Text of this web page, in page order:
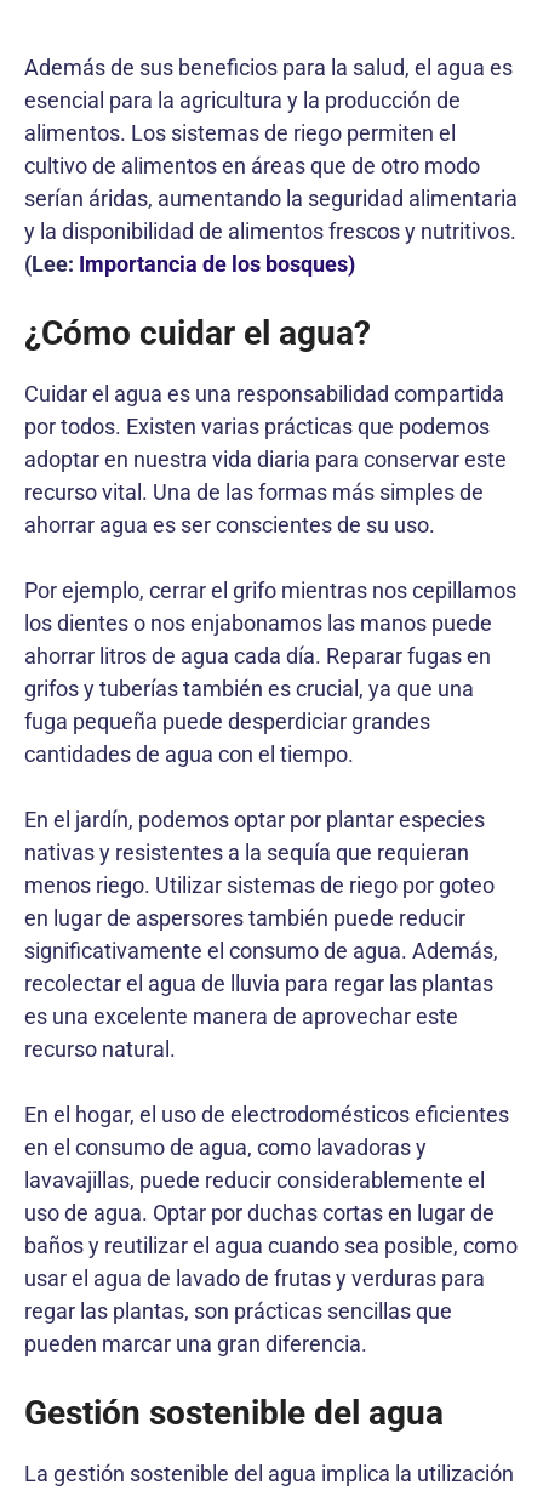
Además de sus beneficios para la salud, el agua es
esencial para la agricultura y la producción de
alimentos. Los sistemas de riego permiten el
cultivo de alimentos en áreas que de otro modo
serían áridas, aumentando la seguridad alimentaria
y la disponibilidad de alimentos frescos y nutritivos.
(Lee: Importancia de los bosques)
¿Cómo cuidar el agua?
Cuidar el agua es una responsabilidad compartida
por todos. Existen varias prácticas que podemos
adoptar en nuestra vida diaria para conservar este
recurso vital. Una de las formas más simples de
ahorrar agua es ser conscientes de su uso.
Por ejemplo, cerrar el grifo mientras nos cepillamos
los dientes o nos enjabonamos las manos puede
ahorrar litros de agua cada día. Reparar fugas en
grifos y tuberías también es crucial, ya que una
fuga pequeña puede desperdiciar grandes
cantidades de agua con el tiempo.
En el jardín, podemos optar por plantar especies
nativas y resistentes a la sequía que requieran
menos riego. Utilizar sistemas de riego por goteo
en lugar de aspersores también puede reducir
significativamente el consumo de agua. Además,
recolectar el agua de lluvia para regar las plantas
es una excelente manera de aprovechar este
recurso natural.
En el hogar, el uso de electrodomésticos eficientes
en el consumo de agua, como lavadoras y
lavavajillas, puede reducir considerablemente el
uso de agua. Optar por duchas cortas en lugar de
baños y reutilizar el agua cuando sea posible, como
usar el agua de lavado de frutas y verduras para
regar las plantas, son prácticas sencillas que
pueden marcar una gran diferencia.
Gestión sostenible del agua
La gestión sostenible del agua implica la utilización